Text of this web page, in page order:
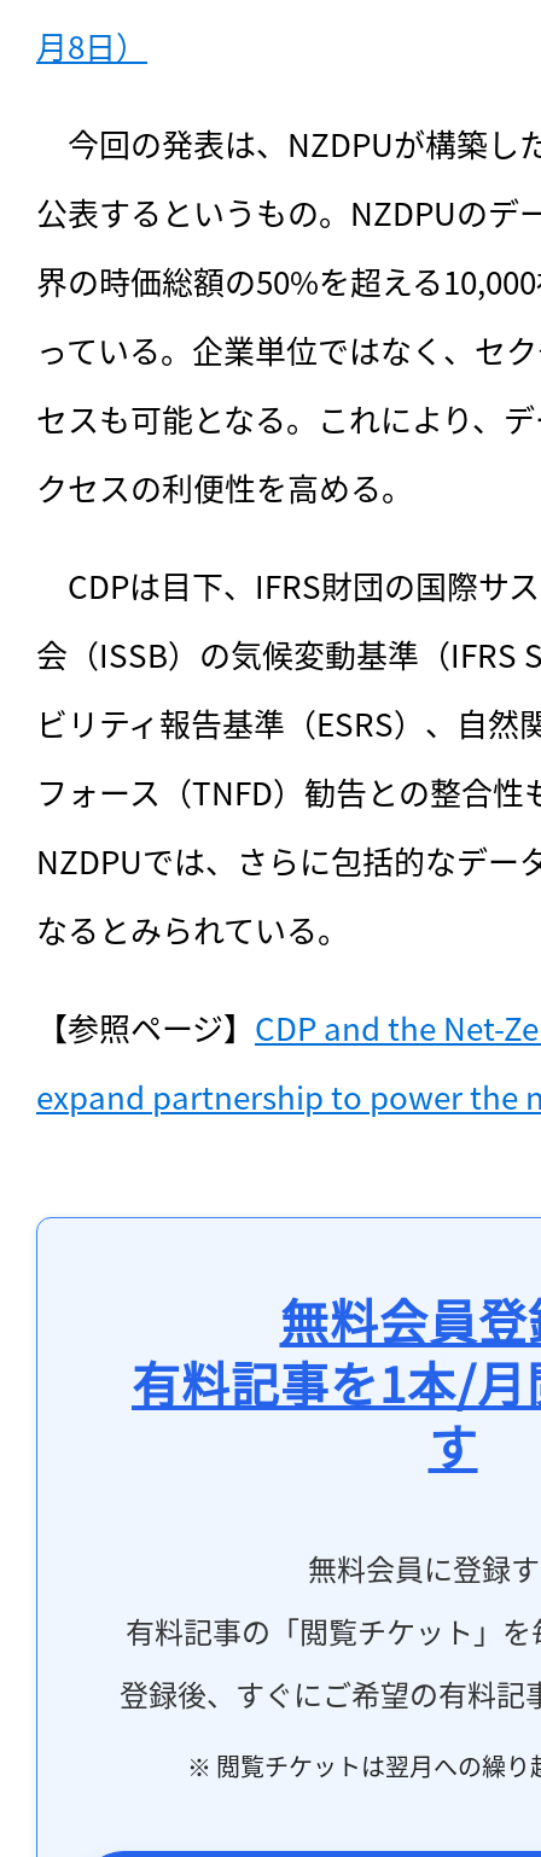
月8日）
今回の発表は、NZDPUが構築し
公表するというもの。NZDPUのデ
界の時価総額の50%を超える
っている。企業単位ではなく、セ
セスも可能となる。これにより、
クセスの利便性を高める。
CDPは目下、IFRS財団の国際サ
会（ISSB）の気候変動基準（IFRS
ビリティ報告基準（ESRS）、自
フォース（TNFD）勧告との整合
NZDPUでは、さらに包括的なデー
なるとみられている。
【参照ページ】 CDP and the Net-
expand partnership to power the
無料会員
有料記事を1本/
す
無料会員に登録
有料記事の「閲覧チケット」
登録後、すぐにご希望の有料記
※ 閲覧チケットは翌月への繰り